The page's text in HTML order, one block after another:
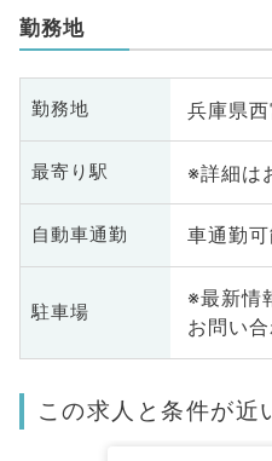
勤務地
勤務地 兵庫県
最寄り駅 ※詳細は
自動車通勤 車通勤
駐車場
※最新情
お問い
この求人と条件が近